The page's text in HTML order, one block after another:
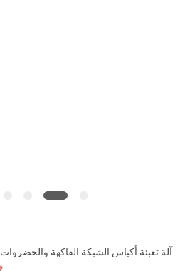
آلة تعبئة أكياس الشبكة الفاكهة والخضروات